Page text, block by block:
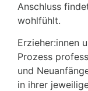
Anschluss
wohlfühlt.
Erzieher:innen
Prozess
und
in ihrer